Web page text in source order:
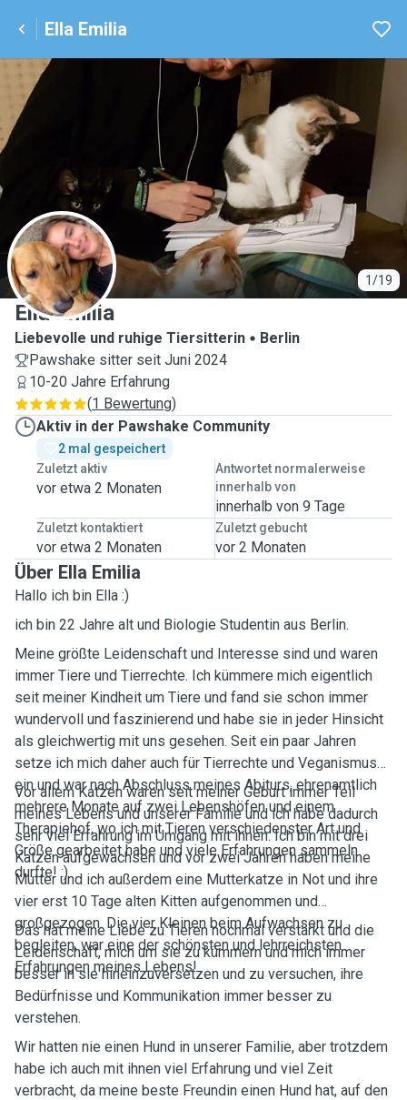
Ella Emilia
1/19
E
Ella Emilia
Liebevolle und ruhige Tiersitterin
Berlin
Pawshake sitter seit Juni 2024
10-20 Jahre Erfahrung
(1 Bewertung)
Aktiv in der Pawshake Community
2 mal gespeichert
Zuletzt aktiv
vor etwa 2 Monaten
Antwortet normalerweise
innerhalb von
innerhalb von 9 Tage
Zuletzt kontaktiert
vor etwa 2 Monaten
Zuletzt gebucht
vor 2 Monaten
Über Ella Emilia
Hallo ich bin Ella :)
ich bin 22 Jahre alt und Biologie Studentin aus Berlin.
Meine größte Leidenschaft und Interesse sind und waren
immer Tiere und Tierrechte. Ich kümmere mich eigentlich
seit meiner Kindheit um Tiere und fand sie schon immer
wundervoll und faszinierend und habe sie in jeder Hinsicht
als gleichwertig mit uns gesehen. Seit ein paar Jahren
setze ich mich daher auch für Tierrechte und Veganismus
ein und war nach Abschluss meines Abiturs, ehrenamtlich
mehrere Monate auf zwei Lebenshöfen und einem
Therapiehof, wo ich mit Tieren verschiedenster Art und
Größe gearbeitet habe und viele Erfahrungen sammeln
durfte! :)
Vor allem Katzen waren seit meiner Geburt immer Teil
meines Lebens und unserer Familie und ich habe dadurch
sehr viel Erfahrung im Umgang mit ihnen. Ich bin mit drei
Katzen aufgewachsen und vor zwei Jahren haben meine
Mutter und ich außerdem eine Mutterkatze in Not und ihre
vier erst 10 Tage alten Kitten aufgenommen und
großgezogen. Die vier Kleinen beim Aufwachsen zu
begleiten, war eine der schönsten und lehrreichsten
Erfahrungen meines Lebens!
Das hat meine Liebe zu Tieren nochmal verstärkt und die
Leidenschaft, mich um sie zu kümmern und mich immer
besser in sie hineinzuversetzen und zu versuchen, ihre
Bedürfnisse und Kommunikation immer besser zu
verstehen.
Wir hatten nie einen Hund in unserer Familie, aber trotzdem
habe ich auch mit ihnen viel Erfahrung und viel Zeit
verbracht, da meine beste Freundin einen Hund hat, auf den